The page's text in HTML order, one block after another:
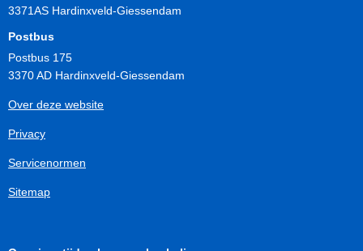
3371AS Hardinxveld-Giessendam
Postbus
Postbus 175
3370 AD Hardinxveld-Giessendam
Over deze website
Privacy
Servicenormen
Sitemap